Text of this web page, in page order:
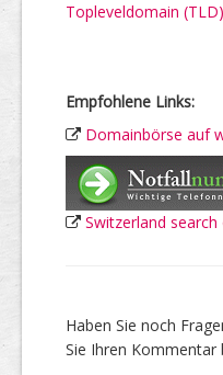
Topleveldomain
Empfohlene Links:
Domainbörse auf
Switzerland
Haben Sie noch
Sie Ihren Kommentar